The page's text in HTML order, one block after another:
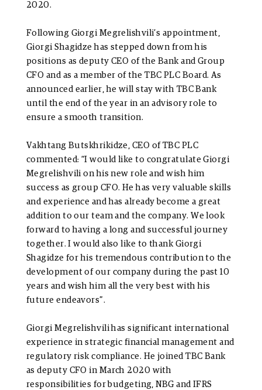
2020.
Following Giorgi Megrelishvili’s appointment,
Giorgi Shagidze has stepped down from his
positions as deputy CEO of the Bank and Group
CFO and as a member of the TBC PLC Board. As
announced earlier, he will stay with TBC Bank
until the end of the year in an advisory role to
ensure a smooth transition.
Vakhtang Butskhrikidze, CEO of TBC PLC
commented: “I would like to congratulate Giorgi
Megrelishvili on his new role and wish him
success as group CFO. He has very valuable skills
and experience and has already become a great
addition to our team and the company. We look
forward to having a long and successful journey
together. I would also like to thank Giorgi
Shagidze for his tremendous contribution to the
development of our company during the past 10
years and wish him all the very best with his
future endeavors”.
Giorgi Megrelishvili has significant international
experience in strategic financial management and
regulatory risk compliance. He joined TBC Bank
as deputy CFO in March 2020 with
responsibilities for budgeting, NBG and IFRS